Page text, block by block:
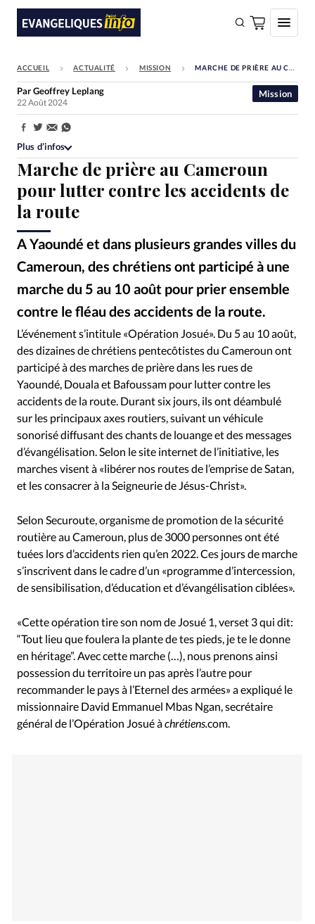
FAIRE UN DON
Faire un don
Eglises
Société
Bible
Toute l'actualité
Se connecter
Devise:CHF
RUBRIQUES
Toute l'actualité Bible Culture
Economie
Eglises
Histoire Laicité
Liberté religieuse
Mission
Monde People Politique
Religions
Société
ACCUEIL ACTUALITÉ MISSION MARCHE DE PRIÈRE AU CAMEROUN POUR LUTTER CONTRE LES ACCIDENTS DE LA ROUTE
Marche de prière au Cameroun
pour lutter contre les accidents de
la route
A Yaoundé et dans plusieurs grandes villes du
Cameroun, des chrétiens ont participé à une
marche du 5 au 10 août pour prier ensemble
contre le fléau des accidents de la route.
Mission
ParGeoffrey Leplang
22 Août 2024
Partager:
Plus d’infos
© Opération Josué
L’événement s’intitule «Opération Josué». Du 5 au 10 août,
des dizaines de chrétiens pentecôtistes du Cameroun ont
participé à des marches de prière dans les rues de
Yaoundé, Douala et Bafoussam pour lutter contre les
accidents de la route. Durant six jours, ils ont déambulé
sur les principaux axes routiers, suivant un véhicule
sonorisé diffusant des chants de louange et des messages
d’évangélisation. Selon le site internet de l’initiative, les
marches visent à «libérer nos routes de l’emprise de Satan,
et les consacrer à la Seigneurie de Jésus-Christ».
Selon Securoute, organisme de promotion de la sécurité
routière au Cameroun, plus de 3000 personnes ont été
tuées lors d’accidents rien qu’en 2022. Ces jours de marche
s’inscrivent dans le cadre d’un «programme d’intercession,
de sensibilisation, d’éducation et d’évangélisation ciblées».
«Cette opération tire son nom de Josué 1, verset 3 qui dit:
“Tout lieu que foulera la plante de tes pieds, je te le donne
en héritage”. Avec cette marche (…), nous prenons ainsi
possession du territoire un pas après l’autre pour
recommander le pays à l’Eternel des armées» a expliqué le
missionnaire David Emmanuel Mbas Ngan, secrétaire
général de l’Opération Josué àchrétiens.com.